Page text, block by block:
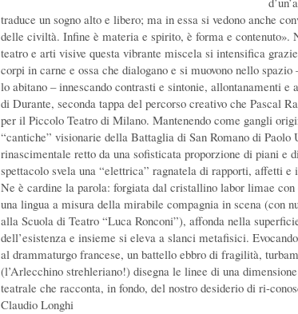
traduce un sogno alto e libero; ma in essa si vedono anche
delle civiltà. Infine è materia e spirito, è forma e contenuto».
teatro e arti visive questa vibrante miscela si intensifica
corpi in carne e ossa che dialogano e si muovono nello spazio
lo abitano – innescando contrasti e sintonie, allontanamenti e
di Durante, seconda tappa del percorso creativo che Pascal
per il Piccolo Teatro di Milano. Mantenendo come gangli
“cantiche” visionarie della Battaglia di San Romano di Paolo
rinascimentale retto da una sofisticata proporzione di piani e
spettacolo svela una “elettrica” ragnatela di rapporti, affetti e
Ne è cardine la parola: forgiata dal cristallino labor limae
una lingua a misura della mirabile compagnia in scena (con
alla Scuola di Teatro “Luca Ronconi”), affonda nella
dell’esistenza e insieme si eleva a slanci metafisici.
al drammaturgo francese, un battello ebbro di fragilità,
(l’Arlecchino strehleriano!) disegna le linee di una
teatrale che racconta, in fondo, del nostro desiderio di ri-
Claudio Longhi